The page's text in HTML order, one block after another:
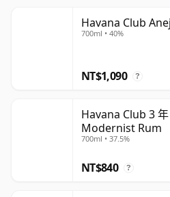
Havana Club
700ml • 40%
NT$1,090 ?
Havana Club 3
Modernist Rum
700ml • 37.5%
NT$840 ?